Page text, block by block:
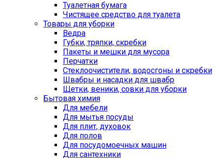
Туалетная бумага
Чистящее средство для туалета
Товары для уборки
Ведра
Губки, тряпки, скребки
Пакеты и мешки для мусора
Перчатки
Стеклоочистители, водосгоны и скребки
Швабры и насадки для швабр
Щетки, веники, совки для уборки
Бытовая химия
Для мебели
Для мытья посуды
Для плит, духовок
Для полов
Для посудомоечных машин
Для сантехники